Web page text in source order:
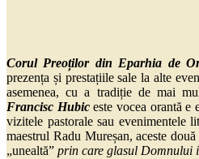
Corul Preoților din Eparhia de
prezența și prestațiile sale la alte
asemenea, cu a tradiție de mai
Francisc Hubiceste vocea orantă e
vizitele pastorale sau evenimentele
maestrul Radu Mureșan, aceste
„unealtă” prin care glasul Domnului